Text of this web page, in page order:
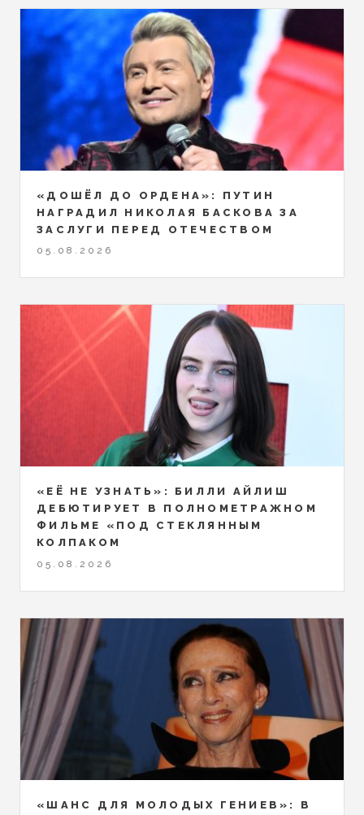
«ДОШЁЛ ДО ОРДЕНА»: ПУТИН
НАГРАДИЛ НИКОЛАЯ БАСКОВА ЗА
ЗАСЛУГИ ПЕРЕД ОТЕЧЕСТВОМ
05.08.2026
«ЕЁ НЕ УЗНАТЬ»: БИЛЛИ АЙЛИШ
ДЕБЮТИРУЕТ В ПОЛНОМЕТРАЖНОМ
ФИЛЬМЕ «ПОД СТЕКЛЯННЫМ
КОЛПАКОМ
05.08.2026
«ШАНС ДЛЯ МОЛОДЫХ ГЕНИЕВ»: В